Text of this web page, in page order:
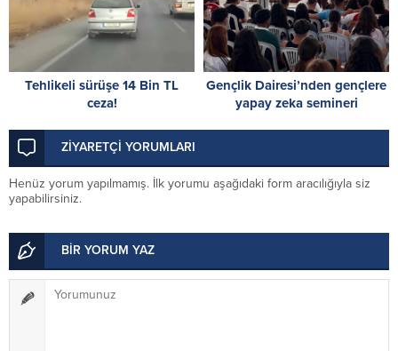
Tehlikeli sürüşe 14 Bin TL
ceza!
Gençlik Dairesi’nden gençlere
yapay zeka semineri
ZİYARETÇİ YORUMLARI
Henüz yorum yapılmamış. İlk yorumu aşağıdaki form aracılığıyla siz
yapabilirsiniz.
BİR YORUM YAZ